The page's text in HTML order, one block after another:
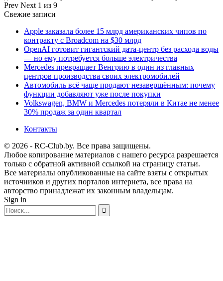
Prev Next 1 из 9
Свежие записи
Apple заказала более 15 млрд американских чипов по
контракту с Broadcom на $30 млрд
OpenAI готовит гигантский дата-центр без расхода воды
— но ему потребуется больше электричества
Mercedes превращает Венгрию в один из главных
центров производства своих электромобилей
Автомобиль всё чаще продают незавершённым: почему
функции добавляют уже после покупки
Volkswagen, BMW и Mercedes потеряли в Китае не менее
30% продаж за один квартал
Контакты
© 2026 - RC-Club.by. Все права защищены.
Любое копирование материалов с нашего ресурса разрешается
только с обратной активной ссылкой на страницу статьи.
Все материалы опубликованные на сайте взяты с открытых
источников и других порталов интернета, все права на
авторство принадлежат их законным владельцам.
Sign in